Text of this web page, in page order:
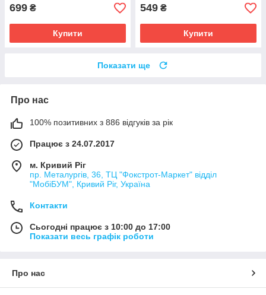
699 ₴
Купити
549 ₴
Купити
Показати ще
Про нас
100% позитивних з 886 відгуків за рік
Працює з 24.07.2017
м. Кривий Ріг
пр. Металургів, 36, ТЦ "Фокстрот-Маркет" відділ
"МобіБУМ", Кривий Ріг, Україна
Контакти
Сьогодні працює з 10:00 до 17:00
Показати весь графік роботи
Про нас